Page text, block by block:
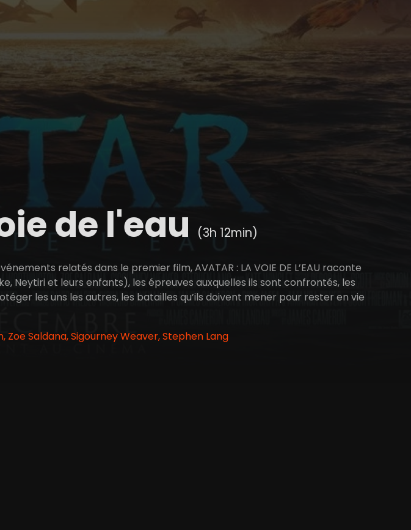
de l'eau (3h 12min)
relatés dans le premier film, AVATAR : LA VOIE DE L’EAU raconte
Neytiri et leurs enfants), les épreuves auxquelles ils sont confrontés, les
les uns les autres, les batailles qu’ils doivent mener pour rester en vie
Saldana, Sigourney Weaver, Stephen Lang